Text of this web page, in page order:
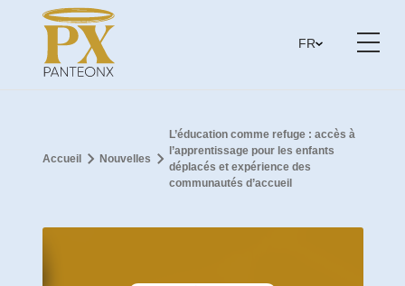
FR
Accueil Nouvelles
L’éducation comme refuge : accès à
l’apprentissage pour les enfants
déplacés et expérience des
communautés d’accueil